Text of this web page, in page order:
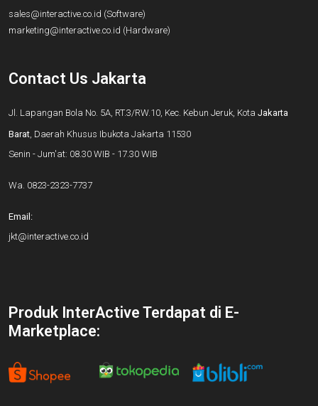
sales@interactive.co.id (Software)
marketing@interactive.co.id (Hardware)
Contact Us Jakarta
Jl. Lapangan Bola No. 5A, RT.3/RW.10, Kec. Kebun Jeruk, Kota Jakarta
Barat, Daerah Khusus Ibukota Jakarta 11530
Senin - Jum'at: 08.30 WIB - 17.30 WIB
Wa. 0823-2323-7737
Email:
jkt@interactive.co.id
Produk InterActive Terdapat di E-
Marketplace: